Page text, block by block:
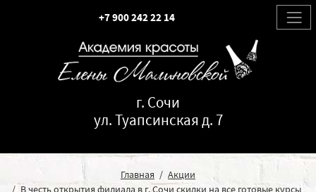
г. Сочи
ул. Туапсинская д. 7
+7 900 242 22 14
Главная
Акции
В честь открытия филиала в г. Сочи скидки на все готовые курсы